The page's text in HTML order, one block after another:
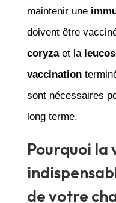
maintenir une
doivent être
coryzaet la
vaccination
sont nécessaires
long terme.
Pourquoi la
de votre